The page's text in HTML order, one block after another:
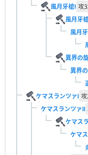
風月牙槍Ⅰ 攻
風月牙
風月
異界の
異界
ケマスランツァⅠ 攻
ケマスランツァⅡ
ケマス
ケマ